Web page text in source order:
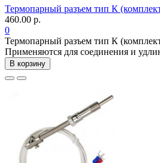
Термопарный разъем тип К
460.00 р.
0
Термопарный разъем тип К
Применяются для соединения и
В корзину